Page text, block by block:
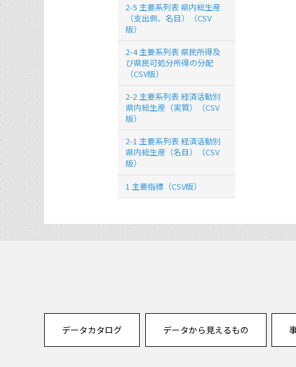
2-5 主要系列表 県内総生産
（支出側、名目）（CSV
版）
2-4 主要系列表 県民所得及
び県民可処分所得の分配
（CSV版）
2-2 主要系列表 経済活動別
県内総生産（実質）（CSV
版）
2-1 主要系列表 経済活動別
県内総生産（名目）（CSV
版）
1 主要指標（CSV版）
データカタログ データから見えるもの